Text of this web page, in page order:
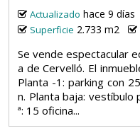
Actualizado hace 9 días
Superficie 2.733 m2
Se vende espectacular
a de Cervelló. El
Planta -1: parking con
n. Planta baja: vestíbulo
ª: 15 oficina...